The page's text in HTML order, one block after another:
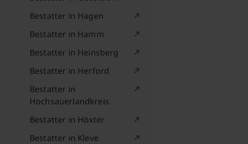
Bestatter in Hagen
Bestatter in Hamm
Bestatter in Heinsberg
Bestatter in Herford
Bestatter in
Hochsauerlandkreis
Bestatter in Höxter
Bestatter in Kleve